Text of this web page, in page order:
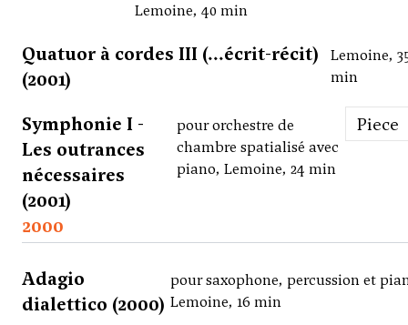
Lemoine, 40 min
Quatuor à cordes III (...écrit-récit)
(2001)
Lemoine,
min
Symphonie I -
Les outrances
nécessaires
(2001)
pour orchestre de
chambre spatialisé avec
piano, Lemoine, 24 min
Piece
2000
Adagio
dialettico (2000)
pour saxophone, percussion et
Lemoine, 16 min